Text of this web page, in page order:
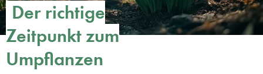
Der richtige
Zeitpunkt zum
Umpflanzen